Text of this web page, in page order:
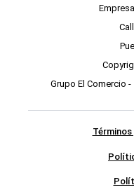
Grupo El Comercio